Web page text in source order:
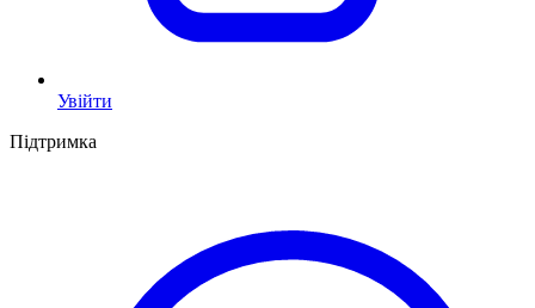
Увійти
Підтримка